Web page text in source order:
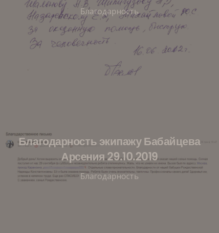
Благодарность
Благодарность экипажу Бабайцева
Арсения 29.10.2019
Благодарность